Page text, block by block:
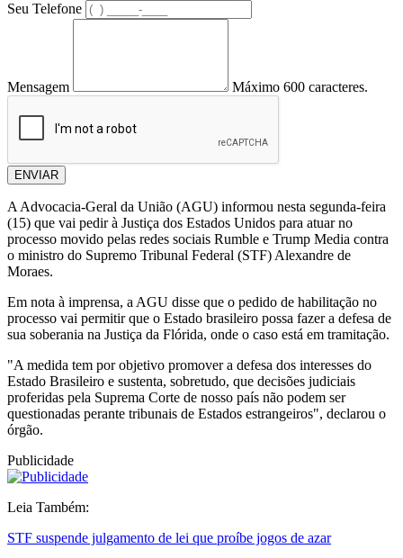
Seu Telefone
Mensagem Máximo 600 caracteres.
ENVIAR
A Advocacia-Geral da União (AGU) informou nesta segunda-feira
(15) que vai pedir à Justiça dos Estados Unidos para atuar no
processo movido pelas redes sociais Rumble e Trump Media contra
o ministro do Supremo Tribunal Federal (STF) Alexandre de
Moraes.
Em nota à imprensa, a AGU disse que o pedido de habilitação no
processo vai permitir que o Estado brasileiro possa fazer a defesa de
sua soberania na Justiça da Flórida, onde o caso está em tramitação.
"A medida tem por objetivo promover a defesa dos interesses do
Estado Brasileiro e sustenta, sobretudo, que decisões judiciais
proferidas pela Suprema Corte de nosso país não podem ser
questionadas perante tribunais de Estados estrangeiros", declarou o
órgão.
Publicidade
Leia Também:
STF suspende julgamento de lei que proíbe jogos de azar